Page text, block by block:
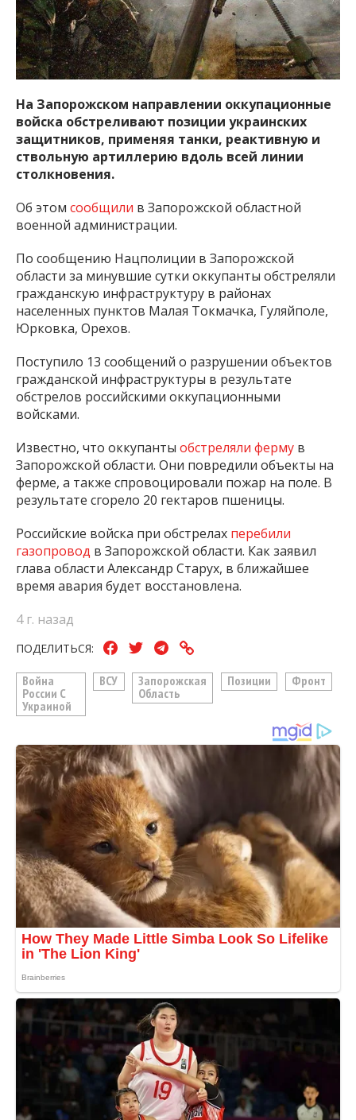
важную информацию о событиях
города Запорожья и области.
На Запорожском направлении оккупационные
войска обстреливают позиции украинских
защитников, применяя танки, реактивную и
ствольную артиллерию вдоль всей линии
столкновения.
Об этом сообщили в Запорожской областной
военной администрации.
По сообщению Нацполиции в Запорожской
области за минувшие сутки оккупанты обстреляли
гражданскую инфраструктуру в районах
населенных пунктов Малая Токмачка, Гуляйполе,
Юрковка, Орехов.
Поступило 13 сообщений о разрушении объектов
гражданской инфраструктуры в результате
обстрелов российскими оккупационными
войсками.
Известно, что оккупанты обстреляли ферму в
Запорожской области. Они повредили объекты на
ферме, а также спровоцировали пожар на поле. В
результате сгорело 20 гектаров пшеницы.
Российские войска при обстрелах перебили
газопровод в Запорожской области. Как заявил
глава области Александр Старух, в ближайшее
время авария будет восстановлена.
4 г. назад
ПОДЕЛИТЬСЯ:
Война
России С
Украиной
ВСУ
Запорожская
Область
Позиции Фронт